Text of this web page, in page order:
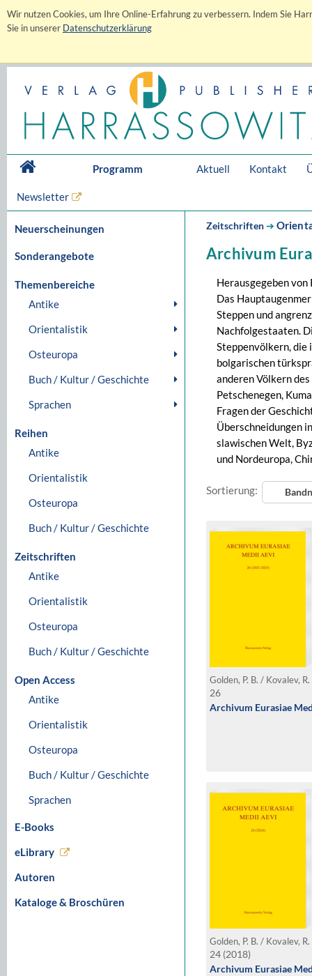
Wir nutzen Cookies, um Ihre Online-Erfahrung zu verbessern. Indem Sie
Sie in unserer Datenschutzerklärung
Programm Aktuell Kontakt
Newsletter
Neuerscheinungen
Sonderangebote
Themenbereiche
Antike
Orientalistik
Osteuropa
Buch / Kultur / Geschichte
Sprachen
Reihen
Antike
Orientalistik
Osteuropa
Buch / Kultur / Geschichte
Zeitschriften
Antike
Orientalistik
Osteuropa
Buch / Kultur / Geschichte
Open Access
Antike
Orientalistik
Osteuropa
Buch / Kultur / Geschichte
Sprachen
E-Books
eLibrary
Autoren
Kataloge & Broschüren
Zeitschriften➔
Archivum
Herausgegeben von
Das
Steppen und
Nachfolgestaaten.
Steppenvölkern, die
bolgarischen
anderen Völkern
Petschenegen,
Fragen der
Überschneidungen
slawischen Welt,
und Nordeuropa,
Sortierung:
26
Archivum Eurasiae
24 (2018)
Archivum Eurasiae